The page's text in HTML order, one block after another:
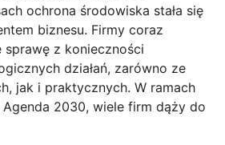
ochrona środowiska stała się
biznesu. Firmy coraz
z konieczności
działań, zarówno ze
jak i praktycznych. W ramach
2030, wiele firm dąży do